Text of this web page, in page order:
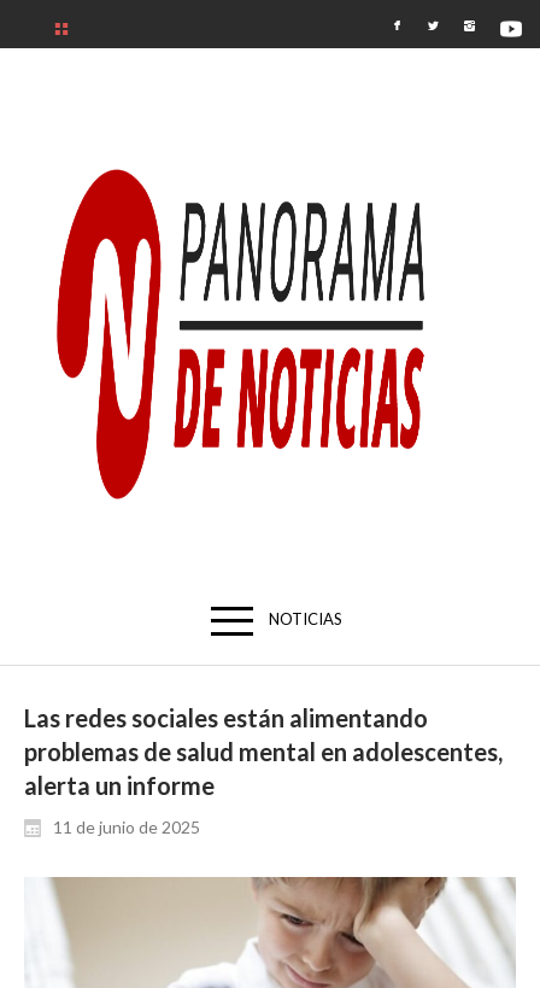
NOTICIAS
Las redes sociales están alimentando
problemas de salud mental en adolescentes,
alerta un informe
11 de junio de 2025